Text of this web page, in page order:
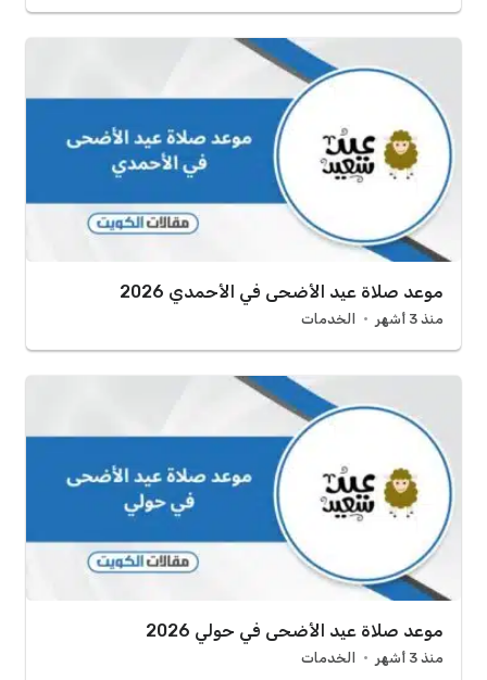
موعد صلاة عيد الأضحى في الأحمدي 2026
منذ 3 أشهر الخدمات
موعد صلاة عيد الأضحى في حولي 2026
منذ 3 أشهر الخدمات